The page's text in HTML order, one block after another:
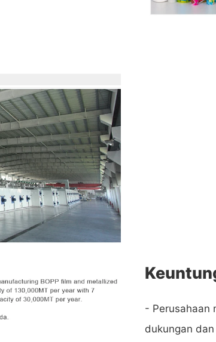
- Perusahaan
dukungan